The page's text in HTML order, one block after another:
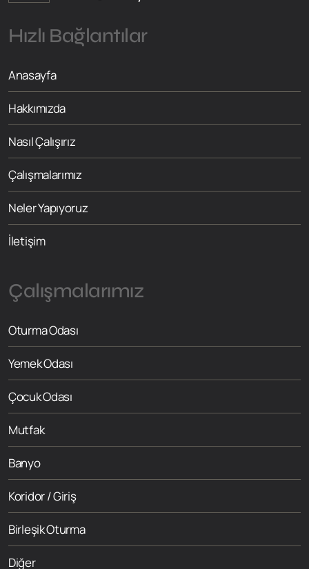
Hızlı Bağlantılar
Anasayfa
Hakkımızda
Nasıl Çalışırız
Çalışmalarımız
Neler Yapıyoruz
İletişim
Çalışmalarımız
Oturma Odası
Yemek Odası
Çocuk Odası
Mutfak
Banyo
Koridor / Giriş
Birleşik Oturma
Diğer